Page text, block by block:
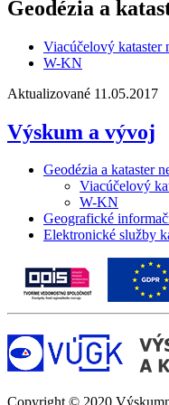
Geodézia a
Viacúčelový kataster
W-KN
Aktualizované 11.05.2017
Výskum a vývoj
Geodézia a kataster
Viacúčelový
W-KN
Geografické
Elektronické služby